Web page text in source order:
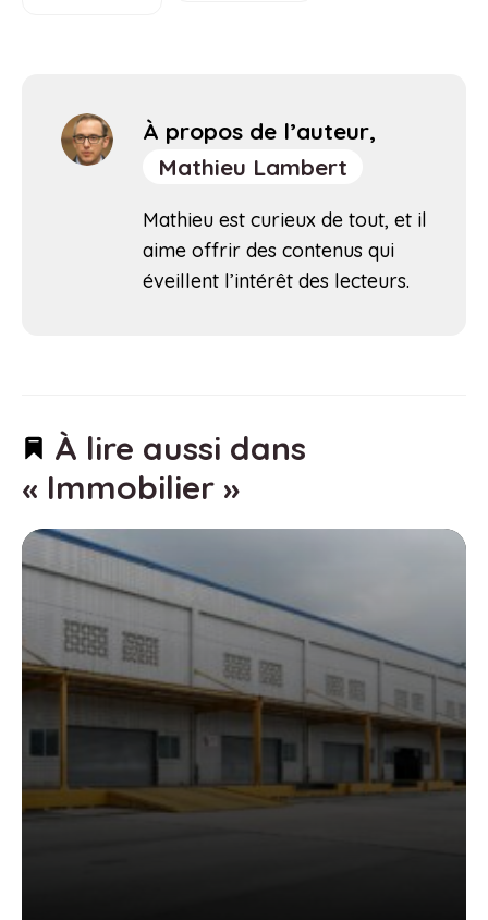
À propos de l’auteur,
Mathieu Lambert
Mathieu est curieux de tout, et il
aime offrir des contenus qui
éveillent l’intérêt des lecteurs.
À lire aussi dans
« Immobilier »